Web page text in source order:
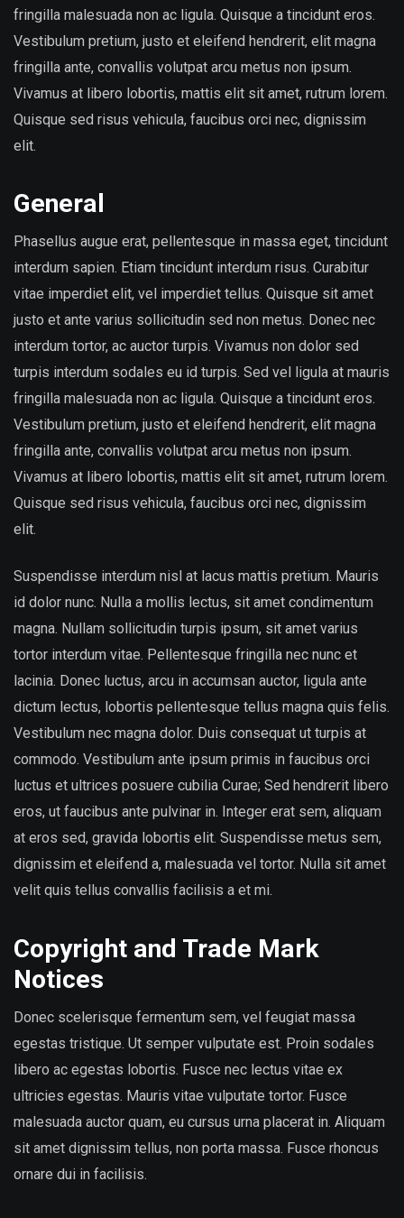
fringilla malesuada non ac ligula. Quisque a tincidunt eros.
Vestibulum pretium, justo et eleifend hendrerit, elit magna
fringilla ante, convallis volutpat arcu metus non ipsum.
Vivamus at libero lobortis, mattis elit sit amet, rutrum lorem.
Quisque sed risus vehicula, faucibus orci nec, dignissim
elit.
General
Phasellus augue erat, pellentesque in massa eget, tincidunt
interdum sapien. Etiam tincidunt interdum risus. Curabitur
vitae imperdiet elit, vel imperdiet tellus. Quisque sit amet
justo et ante varius sollicitudin sed non metus. Donec nec
interdum tortor, ac auctor turpis. Vivamus non dolor sed
turpis interdum sodales eu id turpis. Sed vel ligula at mauris
fringilla malesuada non ac ligula. Quisque a tincidunt eros.
Vestibulum pretium, justo et eleifend hendrerit, elit magna
fringilla ante, convallis volutpat arcu metus non ipsum.
Vivamus at libero lobortis, mattis elit sit amet, rutrum lorem.
Quisque sed risus vehicula, faucibus orci nec, dignissim
elit.
Suspendisse interdum nisl at lacus mattis pretium. Mauris
id dolor nunc. Nulla a mollis lectus, sit amet condimentum
magna. Nullam sollicitudin turpis ipsum, sit amet varius
tortor interdum vitae. Pellentesque fringilla nec nunc et
lacinia. Donec luctus, arcu in accumsan auctor, ligula ante
dictum lectus, lobortis pellentesque tellus magna quis felis.
Vestibulum nec magna dolor. Duis consequat ut turpis at
commodo. Vestibulum ante ipsum primis in faucibus orci
luctus et ultrices posuere cubilia Curae; Sed hendrerit libero
eros, ut faucibus ante pulvinar in. Integer erat sem, aliquam
at eros sed, gravida lobortis elit. Suspendisse metus sem,
dignissim et eleifend a, malesuada vel tortor. Nulla sit amet
velit quis tellus convallis facilisis a et mi.
Copyright and Trade Mark
Notices
Donec scelerisque fermentum sem, vel feugiat massa
egestas tristique. Ut semper vulputate est. Proin sodales
libero ac egestas lobortis. Fusce nec lectus vitae ex
ultricies egestas. Mauris vitae vulputate tortor. Fusce
malesuada auctor quam, eu cursus urna placerat in. Aliquam
sit amet dignissim tellus, non porta massa. Fusce rhoncus
ornare dui in facilisis.